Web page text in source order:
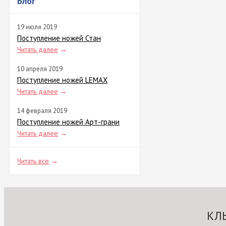
19 июля 2019
Поступление ножей Стан
Читать далее →
10 апреля 2019
Поступление ножей LEMAX
Читать далее →
14 февраля 2019
Поступление ножей Арт-грани
Читать далее →
Читать все →